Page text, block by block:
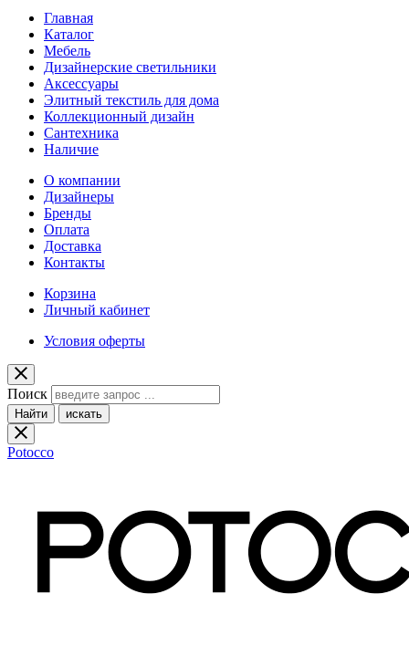
Главная
Каталог
Мебель
Дизайнерские светильники
Аксессуары
Элитный текстиль для дома
Коллекционный дизайн
Сантехника
Наличие
О компании
Дизайнеры
Бренды
Оплата
Доставка
Контакты
Корзина
Личный кабинет
Условия оферты
Поиск
Найти искать
Potocco